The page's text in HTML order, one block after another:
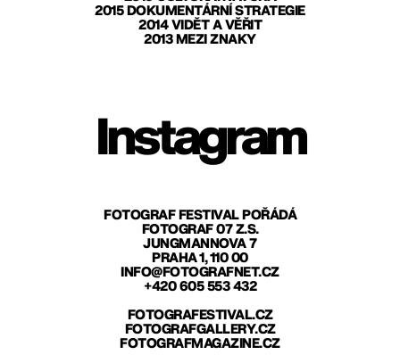
2015 DOKUMENTÁRNÍ STRATEGIE
2014 VIDĚT A VĚŘIT
2013 MEZI ZNAKY
Instagram
FOTOGRAF FESTIVAL POŘÁDÁ
FOTOGRAF 07 Z.S.
JUNGMANNOVA 7
PRAHA 1, 110 00
INFO@FOTOGRAFNET.CZ
+420 605 553 432
FOTOGRAFESTIVAL.CZ
FOTOGRAFGALLERY.CZ
FOTOGRAFMAGAZINE.CZ